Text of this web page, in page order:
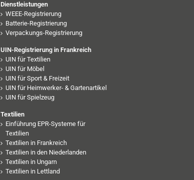
Dienstleistungen
WEEE-Registrierung
Batterie-Registrierung
Verpackungs-Registrierung
UIN-Registrierung in Frankreich
UIN für Textilien
UIN für Möbel
UIN für Sport & Freizeit
UIN für Heimwerker- & Gartenartikel
UIN für Spielzeug
Textilien
Einführung EPR-Systeme für
Textilien
Textilien in Frankreich
Textilien in den Niederlanden
Textilien in Ungarn
Textilien in Lettland